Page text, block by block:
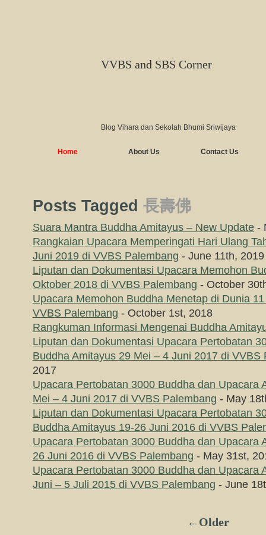
VVBS and SBS Corner
Blog Vihara dan Sekolah Bhumi Sriwijaya
Home About Us Contact Us
Posts Tagged 長壽佛
Suara Mantra Buddha Amitayus – New Update -
Rangkaian Upacara Memperingati Hari Ulang
Juni 2019 di VVBS Palembang - June 11th, 2019
Liputan dan Dokumentasi Upacara Memohon
Oktober 2018 di VVBS Palembang - October
Upacara Memohon Buddha Menetap di Dunia
VVBS Palembang - October 1st, 2018
Rangkuman Informasi Mengenai Buddha
Liputan dan Dokumentasi Upacara Pertobatan
Buddha Amitayus 29 Mei – 4 Juni 2017 di VVBS
2017
Upacara Pertobatan 3000 Buddha dan Upacara
Mei – 4 Juni 2017 di VVBS Palembang - May
Liputan dan Dokumentasi Upacara Pertobatan
Buddha Amitayus 19-26 Juni 2016 di VVBS
Upacara Pertobatan 3000 Buddha dan Upacara
26 Juni 2016 di VVBS Palembang - May 31st,
Upacara Pertobatan 3000 Buddha dan Upacara
Juni – 5 Juli 2015 di VVBS Palembang - June
←Older